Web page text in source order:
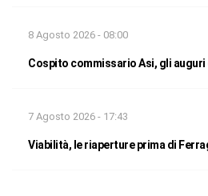
8 Agosto 2026 - 08:00
Cospito commissario Asi, gli auguri
7 Agosto 2026 - 17:43
Viabilità, le riaperture prima di